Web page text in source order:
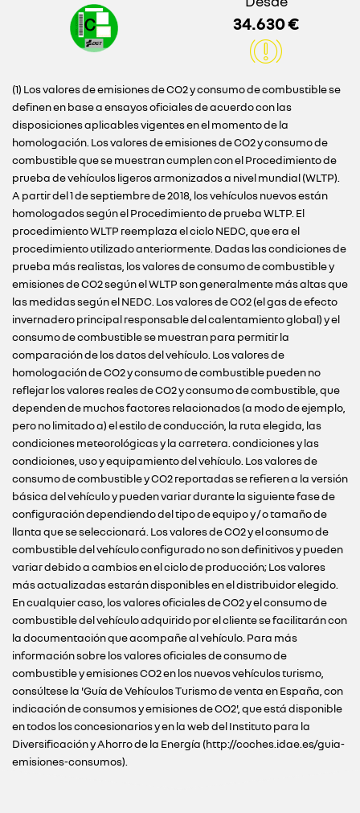
34.630 €
(1) Los valores de emisiones de CO2 y consumo de combustible se
definen en base a ensayos oficiales de acuerdo con las
disposiciones aplicables vigentes en el momento de la
homologación. Los valores de emisiones de CO2 y consumo de
combustible que se muestran cumplen con el Procedimiento de
prueba de vehículos ligeros armonizados a nivel mundial (WLTP).
A partir del 1 de septiembre de 2018, los vehículos nuevos están
homologados según el Procedimiento de prueba WLTP. El
procedimiento WLTP reemplaza el ciclo NEDC, que era el
procedimiento utilizado anteriormente. Dadas las condiciones de
prueba más realistas, los valores de consumo de combustible y
emisiones de CO2 según el WLTP son generalmente más altas que
las medidas según el NEDC. Los valores de CO2 (el gas de efecto
invernadero principal responsable del calentamiento global) y el
consumo de combustible se muestran para permitir la
comparación de los datos del vehículo. Los valores de
homologación de CO2 y consumo de combustible pueden no
reflejar los valores reales de CO2 y consumo de combustible, que
dependen de muchos factores relacionados (a modo de ejemplo,
pero no limitado a) el estilo de conducción, la ruta elegida, las
condiciones meteorológicas y la carretera. condiciones y las
condiciones, uso y equipamiento del vehículo. Los valores de
consumo de combustible y CO2 reportadas se refieren a la versión
básica del vehículo y pueden variar durante la siguiente fase de
configuración dependiendo del tipo de equipo y / o tamaño de
llanta que se seleccionará. Los valores de CO2 y el consumo de
combustible del vehículo configurado no son definitivos y pueden
variar debido a cambios en el ciclo de producción; Los valores
más actualizadas estarán disponibles en el distribuidor elegido.
En cualquier caso, los valores oficiales de CO2 y el consumo de
combustible del vehículo adquirido por el cliente se facilitarán con
la documentación que acompañe al vehículo. Para más
información sobre los valores oficiales de consumo de
combustible y emisiones CO2 en los nuevos vehículos turismo,
consúltese la 'Guía de Vehículos Turismo de venta en España, con
indicación de consumos y emisiones de CO2', que está disponible
en todos los concesionarios y en la web del Instituto para la
Diversificación y Ahorro de la Energía (http://coches.idae.es/guia-
emisiones-consumos).